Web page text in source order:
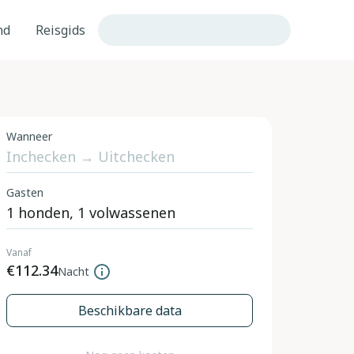
Reisgids
Wanneer
Gasten
Vanaf
€112.34Nacht
Beschikbare data